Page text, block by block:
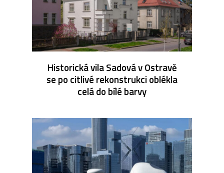
Historická vila Sadová v Ostravě
se po citlivé rekonstrukci oblékla
celá do bílé barvy